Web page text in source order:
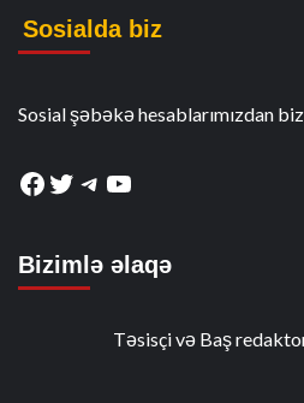
Sosialda biz
Sosial şəbəkə hesablarımızdan
Facebook
Twitter
Telegram
YouTube
Bizimlə əlaqə
Təsisçi və Baş